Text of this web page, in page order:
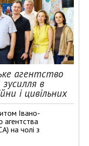
агентство
в
і цивільних
Івано-
агентства
на чолі з